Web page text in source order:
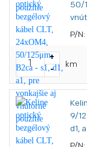
50/
P/
+
-
km
9/
d1,